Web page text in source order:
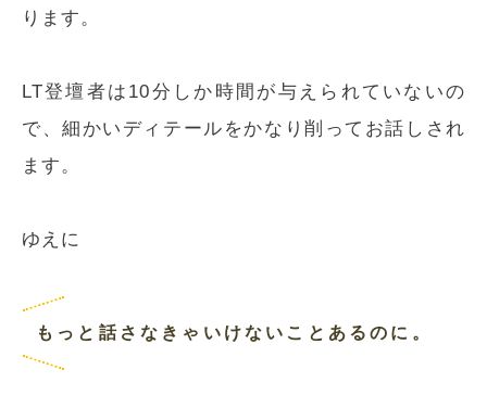
ります。
LT登壇者は10分しか時間が与えられていないの
で、細かいディテールをかなり削ってお話しされ
ます。
ゆえに
もっと話さなきゃいけないことあるのに。